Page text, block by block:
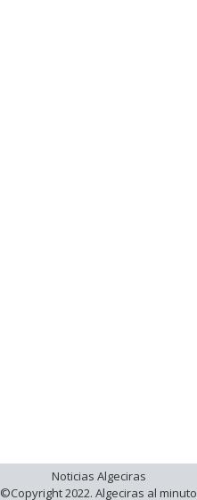
Noticias Algeciras
©Copyright 2022. Algeciras al minuto